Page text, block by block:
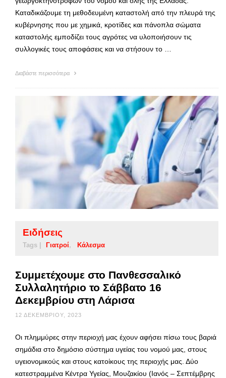
Καταδικάζουμε τη μεθοδευμένη καταστολή από την πλευρά της
κυβέρνησης που με χημικά, κροτίδες και πάνοπλα σώματα
καταστολής εμποδίζει τους αγρότες να υλοποιήσουν τις
συλλογικές τους αποφάσεις και να στήσουν το …
Διαβάστε περισσότερα
Ειδήσεις
Tags | Γιατροί Κάλεσμα
Συμμετέχουμε στο Πανθεσσαλικό
Συλλαλητήριο το Σάββατο 16
Δεκεμβρίου στη Λάρισα
12 ΔΕΚΕΜΒΡΊΟΥ, 2023
Οι πλημμύρες στην περιοχή μας έχουν αφήσει πίσω τους βαριά
σημάδια στο δημόσιο σύστημα υγείας του νομού μας, στους
υγειονομικούς και στους κατοίκους της περιοχής μας. Δύο
κατεστραμμένα Κέντρα Υγείας, Μουζακίου (Ιανός – Σεπτέμβρης